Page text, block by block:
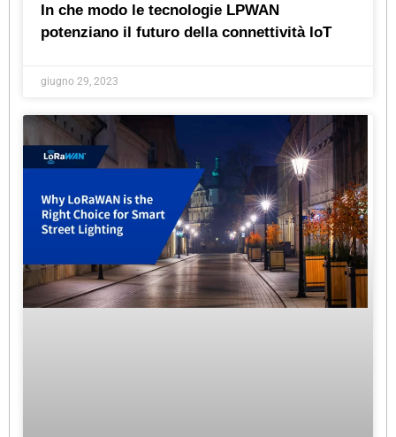
In che modo le tecnologie LPWAN
potenziano il futuro della connettività IoT
giugno 29, 2023